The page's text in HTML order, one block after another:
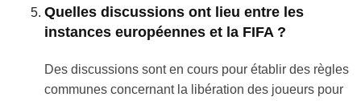
Quelles discussions ont lieu entre les
instances européennes et la FIFA ?
Des discussions sont en cours pour établir des règles
communes concernant la libération des joueurs pour